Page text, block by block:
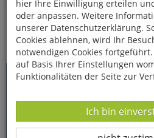
Meister der
hier Ihre Einwilligung erteilen
oder anpassen. Weitere
unserer Datenschutzerklärung.
Cookies ablehnen, wird Ihr
notwendigen Cookies
auf Basis Ihrer Einstellungen
Funktionalitäten der Seite zur
Ich bin